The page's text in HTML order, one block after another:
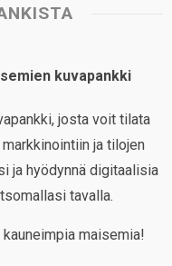
kuvapankki
josta voit tilata
ja tilojen
ja hyödynnä digitaalisia
tavalla.
maisemia!